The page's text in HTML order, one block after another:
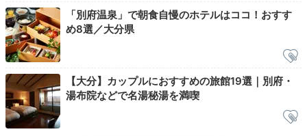
Morning
07:00
全室温泉の内風呂付き
朝風呂で体を目覚めさせる
「別府温泉」で朝食自慢のホテルはココ！おすす
め8選／大分県
【大分】カップルにおすすめの旅館19選｜別府・
湯布院などで名湯秘湯を満喫